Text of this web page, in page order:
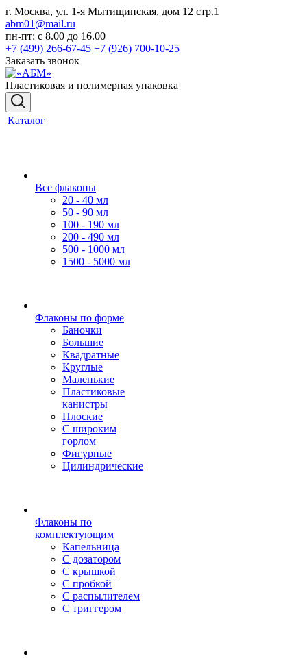
г. Москва, ул. 1-я Мытищинская, дом 12 стр.1
abm01@mail.ru
пн-пт: с 8.00 до 16.00
+7 (499) 266-67-45 +7 (926) 700-10-25
Заказать звонок
Пластиковая и полимерная упаковка
Каталог
Все флаконы
20 - 40 мл
50 - 90 мл
100 - 190 мл
200 - 490 мл
500 - 1000 мл
1500 - 5000 мл
Флаконы по форме
Баночки
Большие
Квадратные
Круглые
Маленькие
Пластиковые
канистры
Плоские
С широким
горлом
Фигурные
Цилиндрические
Флаконы по
комплектующим
Капельница
С дозатором
С крышкой
С пробкой
С распылителем
С триггером